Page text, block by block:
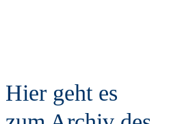
Hier geht es